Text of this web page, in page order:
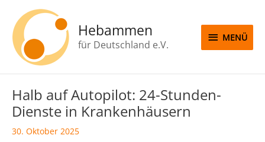
Inhalt
springen
Hebammen
für Deutschland e.V.
MENÜ
Halb auf Autopilot: 24-Stunden-
Dienste in Krankenhäusern
30. Oktober 2025